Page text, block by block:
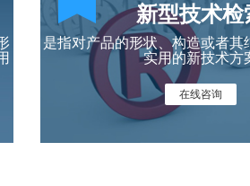
新型技术检
是指对产品的形状、构造或者其
实用的新技术方
在线咨询